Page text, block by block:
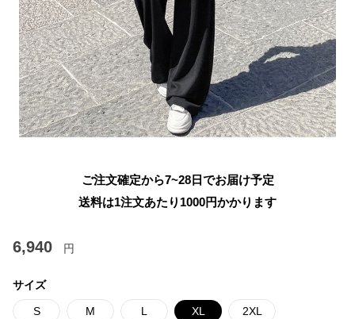
ご注文確定から7~28日でお届け予定
送料は1注文あたり 1000円かかります
6,940 円
サイズ
S M L XL 2XL